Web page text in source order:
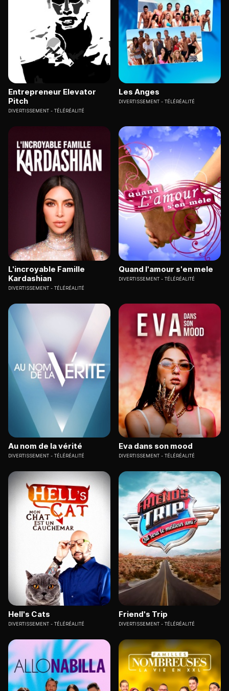
Entrepreneur Elevator
Pitch
DIVERTISSEMENT TÉLÉRÉALITÉ
Les Anges
DIVERTISSEMENT TÉLÉRÉALITÉ
L'incroyable Famille
Kardashian
DIVERTISSEMENT TÉLÉRÉALITÉ
Quand l'amour s'en mele
DIVERTISSEMENT TÉLÉRÉALITÉ
Au nom de la vérité
DIVERTISSEMENT TÉLÉRÉALITÉ
Eva dans son mood
DIVERTISSEMENT TÉLÉRÉALITÉ
Hell's Cats
DIVERTISSEMENT TÉLÉRÉALITÉ
Friend's Trip
DIVERTISSEMENT TÉLÉRÉALITÉ